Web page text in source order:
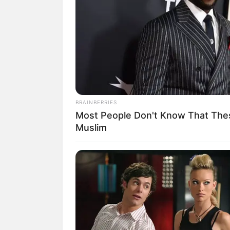
TWEET SHARE
Industri musik Korea memang
mereka yang memiliki bakat bermusik,
Weeekly awalnya beranggotakan
Jaehee, Soeun, Jiyoon, dan Jihan.
Grup ini debut pada 30 Juni 2020
mengonfirmasi debut para gadis ini.
yang debut di bawah agensi Play M
Empat hari berselang, mereka
tepatnya pada 16 Juni 2020, trailer
Tak hanya lagu saja, Weeekly juga
BRAINBERRIES
Most People Don't Know That
Muslim